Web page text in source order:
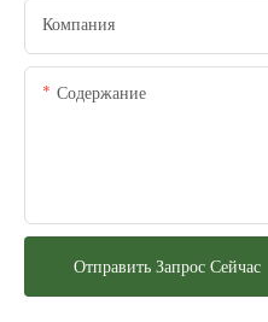
Компания
Содержание
Отправить Запрос Сейчас